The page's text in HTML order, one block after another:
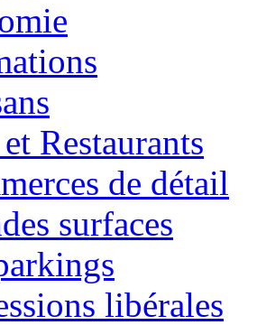
Restaurants
de détail
surfaces
libérales